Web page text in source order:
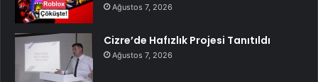
Ağustos 7, 2026
Cizre’de Hafızlık Projesi Tanıtıldı
Ağustos 7, 2026